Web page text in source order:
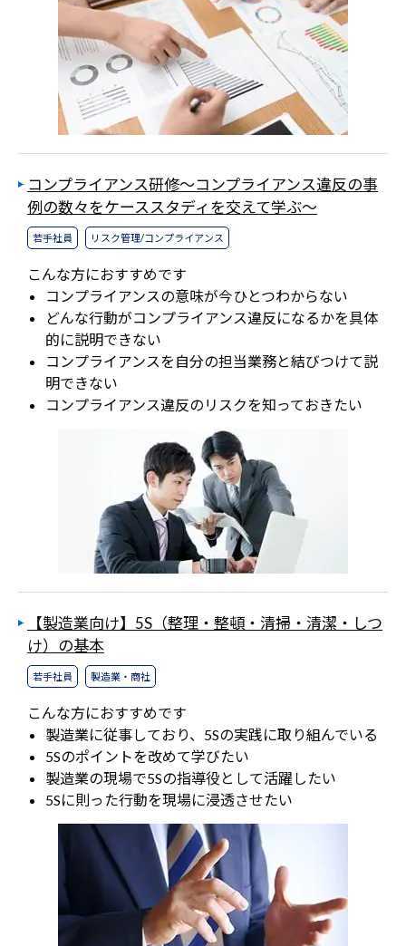
コンプライアンス研修～コンプライアンス違反の事
例の数々をケーススタディを交えて学ぶ～
若手社員 リスク管理/コンプライアンス
こんな方におすすめです
コンプライアンスの意味が今ひとつわからない
どんな行動がコンプライアンス違反になるかを具体
的に説明できない
コンプライアンスを自分の担当業務と結びつけて説
明できない
コンプライアンス違反のリスクを知っておきたい
【製造業向け】5S（整理・整頓・清掃・清潔・しつ
け）の基本
若手社員 製造業・商社
こんな方におすすめです
製造業に従事しており、5Sの実践に取り組んでいる
5Sのポイントを改めて学びたい
製造業の現場で5Sの指導役として活躍したい
5Sに則った行動を現場に浸透させたい